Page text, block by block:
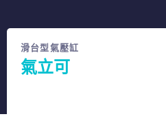
滑台型氣壓缸
氣立可